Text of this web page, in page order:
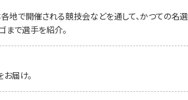
地で開催される競技会などを通して、かつての名
まで選手を紹介。
届け。